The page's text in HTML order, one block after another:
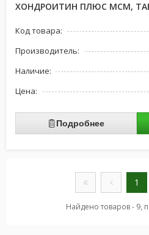
ХОНДРОИТИН ПЛЮС МСМ,
Код товара:
Производитель:
Наличие:
Цена:
Подробнее
1
Найдено товаров - 9,